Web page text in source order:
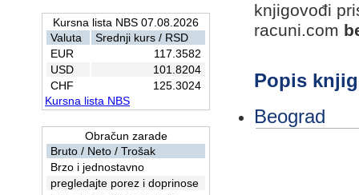
Kursna lista NBS 07.08.2026
Valuta
Srednji kurs / RSD
EUR
117.3582
USD
101.8204
CHF
125.3024
Kursna lista NBS
Obračun zarade
Bruto / Neto / Trošak
Brzo i jednostavno
pregledajte porez i doprinose
knjigovođi
racuni.com
Popis
Beograd